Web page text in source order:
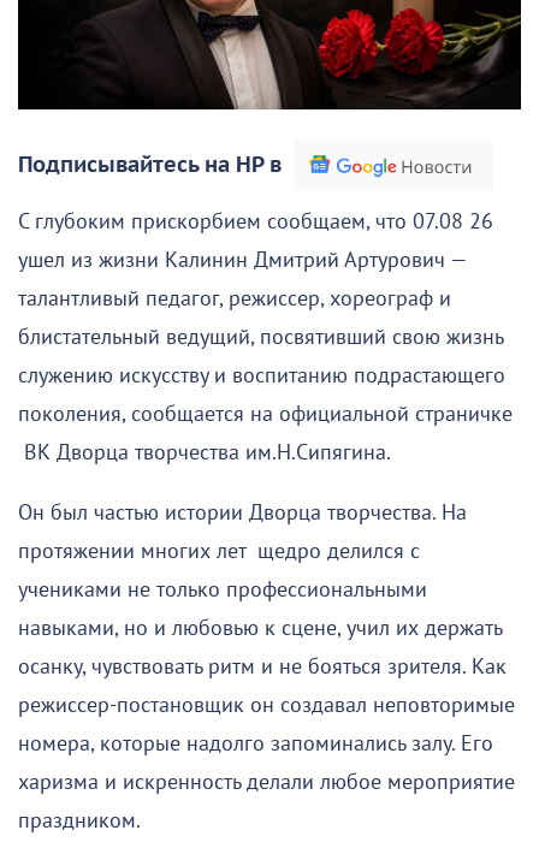
Подписывайтесь на НР в
С глубоким прискорбием сообщаем, что 07.08 26
ушел из жизни Калинин Дмитрий Артурович —
талантливый педагог, режиссер, хореограф и
блистательный ведущий, посвятивший свою жизнь
служению искусству и воспитанию подрастающего
поколения, сообщается на официальной страничке
ВК Дворца творчества им.Н.Сипягина.
Он был частью истории Дворца творчества. На
протяжении многих лет щедро делился с
учениками не только профессиональными
навыками, но и любовью к сцене, учил их держать
осанку, чувствовать ритм и не бояться зрителя. Как
режиссер-постановщик он создавал неповторимые
номера, которые надолго запоминались залу. Его
харизма и искренность делали любое мероприятие
праздником.